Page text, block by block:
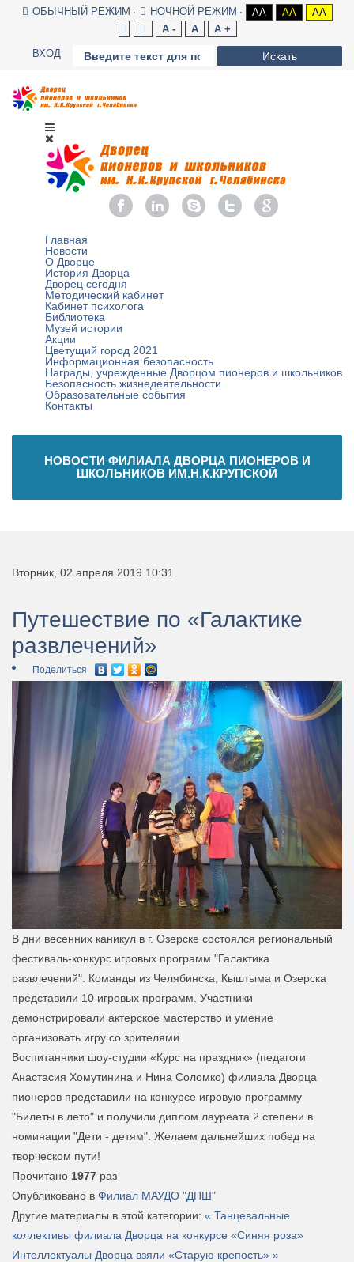
ОБЫЧНЫЙ РЕЖИМ НОЧНОЙ РЕЖИМ AA AA
AA
A -
A A +
Искать
ВХОД
Главная
Новости
О Дворце
История Дворца
Дворец сегодня
Методический кабинет
Кабинет психолога
Библиотека
Музей истории
Акции
Цветущий город 2021
Информационная безопасность
Награды, учрежденные Дворцом пионеров и школьников
Безопасность жизнедеятельности
Образовательные события
Контакты
НОВОСТИ ФИЛИАЛА ДВОРЦА ПИОНЕРОВ И
ШКОЛЬНИКОВ ИМ.Н.К.КРУПСКОЙ
Вторник, 02 апреля 2019 10:31
Путешествие по «Галактике
развлечений»
Поделиться
В дни весенних каникул в г. Озерске состоялся региональный
фестиваль-конкурс игровых программ "Галактика
развлечений". Команды из Челябинска, Кыштыма и Озерска
представили 10 игровых программ. Участники
демонстрировали актерское мастерство и умение
организовать игру со зрителями.
Воспитанники шоу-студии «Курс на праздник» (педагоги
Анастасия Хомутинина и Нина Соломко) филиала Дворца
пионеров представили на конкурсе игровую программу
"Билеты в лето" и получили диплом лауреата 2 степени в
номинации "Дети - детям". Желаем дальнейших побед на
творческом пути!
Прочитано 1977 раз
Опубликовано в Филиал МАУДО "ДПШ"
Другие материалы в этой категории: « Танцевальные
коллективы филиала Дворца на конкурсе «Синяя роза»
Интеллектуалы Дворца взяли «Старую крепость» »